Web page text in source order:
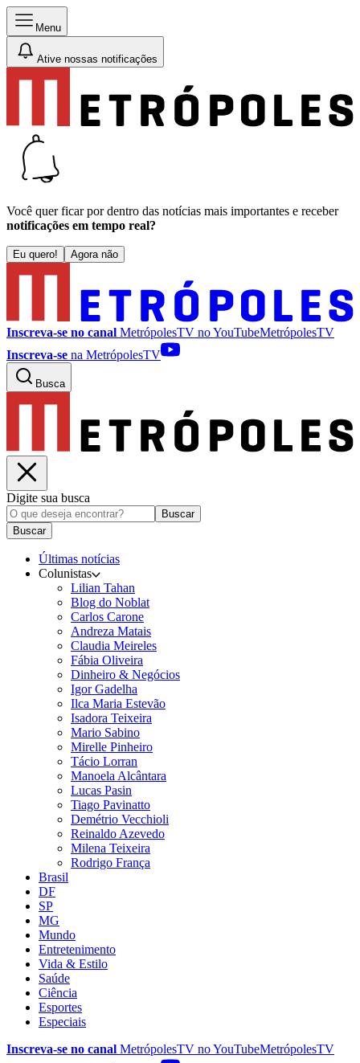
Menu
Ative nossas notificações
Você quer ficar por dentro das notícias mais importantes e receber
notificações em tempo real?
Eu quero! Agora não
Inscreva-se no canal MetrópolesTV noYouTubeMetrópolesTV
Inscreva-se na MetrópolesTV
Busca
Digite sua busca
Buscar
Buscar
Últimas notícias
Colunistas
Lilian Tahan
Blog do Noblat
Carlos Carone
Andreza Matais
Claudia Meireles
Fábia Oliveira
Dinheiro & Negócios
Igor Gadelha
Ilca Maria Estevão
Isadora Teixeira
Mario Sabino
Mirelle Pinheiro
Tácio Lorran
Manoela Alcântara
Lucas Pasin
Tiago Pavinatto
Demétrio Vecchioli
Reinaldo Azevedo
Milena Teixeira
Rodrigo França
Brasil
DF
SP
MG
Mundo
Entretenimento
Vida & Estilo
Saúde
Ciência
Esportes
Especiais
Inscreva-se no canal MetrópolesTV noYouTubeMetrópolesTV